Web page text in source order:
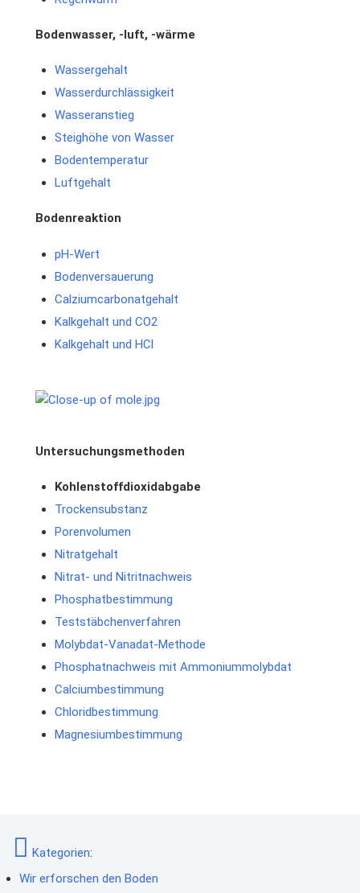
Bodenwasser, -luft, -wärme
Wassergehalt
Wasserdurchlässigkeit
Wasseranstieg
Steighöhe von Wasser
Bodentemperatur
Luftgehalt
Bodenreaktion
pH-Wert
Bodenversauerung
Calziumcarbonatgehalt
Kalkgehalt und CO2
Kalkgehalt und HCl
Untersuchungsmethoden
Kohlenstoffdioxidabgabe
Trockensubstanz
Porenvolumen
Nitratgehalt
Nitrat- und Nitritnachweis
Phosphatbestimmung
Teststäbchenverfahren
Molybdat-Vanadat-Methode
Phosphatnachweis mit Ammoniummolybdat
Calciumbestimmung
Chloridbestimmung
Magnesiumbestimmung
Kategorien:
Wir erforschen den Boden